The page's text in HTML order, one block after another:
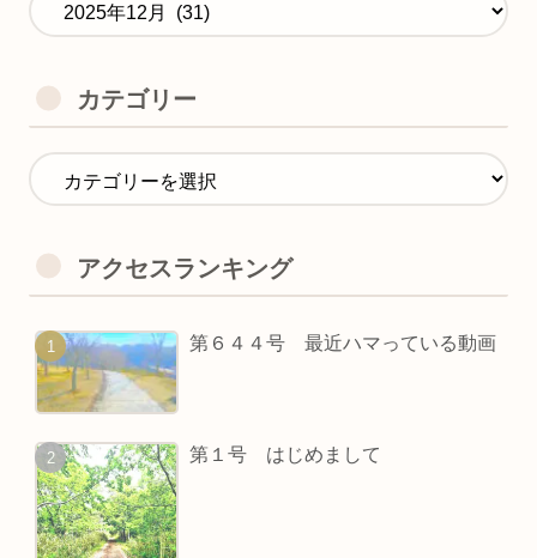
カテゴリー
アクセスランキング
第６４４号 最近ハマっている動画
第１号 はじめまして